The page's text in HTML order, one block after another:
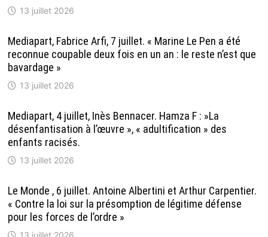
13 juillet 2026
Mediapart, Fabrice Arfi, 7 juillet. « Marine Le Pen a été
reconnue coupable deux fois en un an : le reste n’est que
bavardage »
13 juillet 2026
Mediapart, 4 juillet, Inès Bennacer. Hamza F : »La
désenfantisation à l’œuvre », « adultification » des
enfants racisés.
13 juillet 2026
Le Monde , 6 juillet. Antoine Albertini et Arthur Carpentier.
« Contre la loi sur la présomption de légitime défense
pour les forces de l’ordre »